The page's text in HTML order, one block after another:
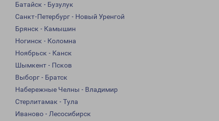
Батайск - Бузулук
Санкт-Петербург - Новый Уренгой
Брянск - Камышин
Ногинск - Коломна
Ноябрьск - Канск
Шымкент - Псков
Выборг - Братск
Набережные Челны - Владимир
Стерлитамак - Тула
Иваново - Лесосибирск